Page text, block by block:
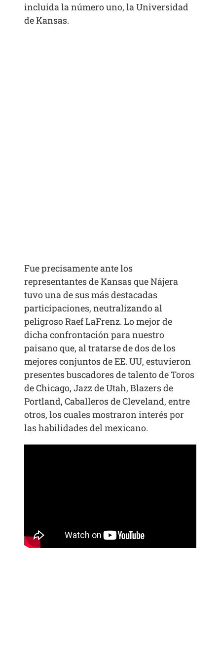
incluida la número uno, la Universidad
de Kansas.
Fue precisamente ante los
representantes de Kansas que Nájera
tuvo una de sus más destacadas
participaciones, neutralizando al
peligroso Raef LaFrenz. Lo mejor de
dicha confrontación para nuestro
paisano que, al tratarse de dos de los
mejores conjuntos de EE. UU, estuvieron
presentes buscadores de talento de Toros
de Chicago, Jazz de Utah, Blazers de
Portland, Caballeros de Cleveland, entre
otros, los cuales mostraron interés por
las habilidades del mexicano.